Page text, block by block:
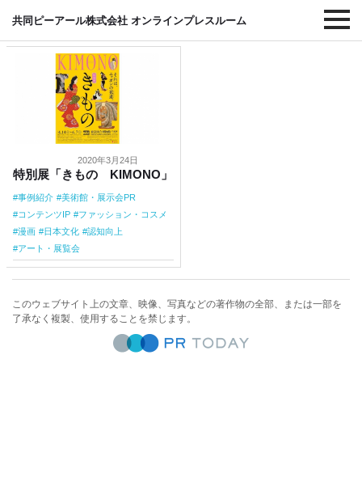
共同ピーアール株式会社 オンラインプレスルーム
#漫画
2020年3月24日
特別展「きもの KIMONO」
事例紹介
美術館・展示会PR
コンテンツIP
ファッション・コスメ
漫画
日本文化
認知向上
アート・展覧会
このウェブサイト上の文章、映像、写真などの著作物の全部、または一部を
了承なく複製、使用することを禁じます。